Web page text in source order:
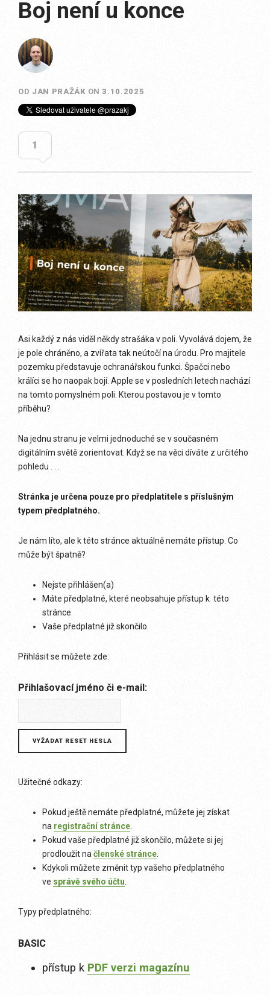
Boj není u konce
OD JAN PRAŽÁK ON3.10.2025
1
Asi každý z nás viděl někdy strašáka v poli. Vyvolává dojem, že
je pole chráněno, a zvířata tak neútočí na úrodu. Pro majitele
pozemku představuje ochranářskou funkci. Špačci nebo
králíci se ho naopak bojí. Apple se v posledních letech nachází
na tomto pomyslném poli. Kterou postavou je v tomto
příběhu?
Na jednu stranu je velmi jednoduché se v současném
digitálním světě zorientovat. Když se na věci díváte z určitého
pohledu . . .
Stránka je určena pouze pro předplatitele s příslušným
typem předplatného.
Je nám líto, ale k této stránce aktuálně nemáte přístup. Co
může být špatně?
Nejste přihlášen(a)
Máte předplatné, které neobsahuje přístup k této
stránce
Vaše předplatné již skončilo
Přihlásit se můžete zde:
Přihlašovací jméno či e-mail:
Užitečné odkazy:
Pokud ještě nemáte předplatné, můžete jej získat
na registrační stránce
Pokud vaše předplatné již skončilo, můžete si jej
prodloužit na členské stránce
Kdykoli můžete změnit typ vašeho předplatného
ve správě svého účtu
Typy předplatného:
BASIC
přístup k PDF verzi magazínu